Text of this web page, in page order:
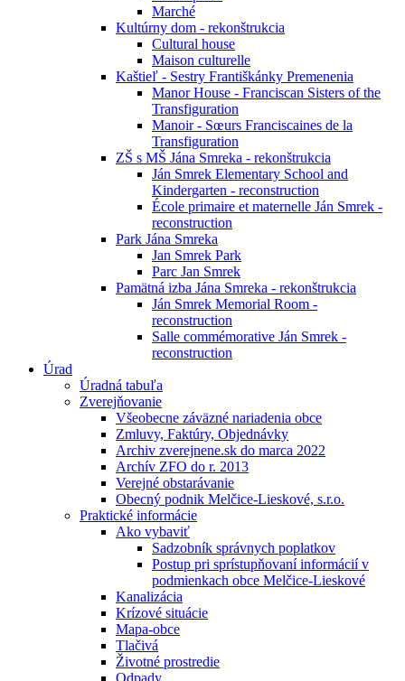
Marché
Kultúrny dom - rekonštrukcia
Cultural house
Maison culturelle
Kaštieľ - Sestry Františkánky Premenenia
Manor House - Franciscan Sisters of the
Transfiguration
Manoir - Sœurs Franciscaines de la
Transfiguration
ZŠ s MŠ Jána Smreka - rekonštrukcia
Ján Smrek Elementary School and
Kindergarten - reconstruction
École primaire et maternelle Ján Smrek -
reconstruction
Park Jána Smreka
Jan Smrek Park
Parc Jan Smrek
Pamätná izba Jána Smreka - rekonštrukcia
Ján Smrek Memorial Room -
reconstruction
Salle commémorative Ján Smrek -
reconstruction
Úrad
Úradná tabuľa
Zverejňovanie
Všeobecne záväzné nariadenia obce
Zmluvy, Faktúry, Objednávky
Archiv zverejnene.sk do marca 2022
Archív ZFO do r. 2013
Verejné obstarávanie
Obecný podnik Melčice-Lieskové, s.r.o.
Praktické informácie
Ako vybaviť
Sadzobník správnych poplatkov
Postup pri sprístupňovaní informácií v
podmienkach obce Melčice-Lieskové
Kanalizácia
Krízové situácie
Mapa-obce
Tlačivá
Životné prostredie
Odpady